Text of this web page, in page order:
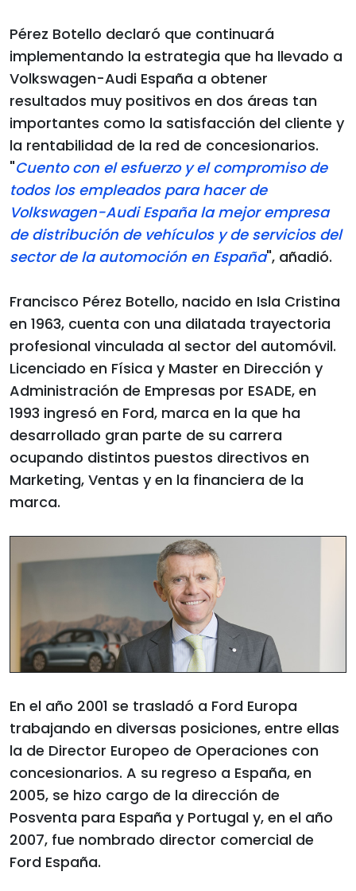
Pérez Botello declaró que continuará
implementando la estrategia que ha llevado a
Volkswagen-Audi España a obtener
resultados muy positivos en dos áreas tan
importantes como la satisfacción del cliente y
la rentabilidad de la red de concesionarios.
"Cuento con el esfuerzo y el compromiso de
todos los empleados para hacer de
Volkswagen-Audi España la mejor empresa
de distribución de vehículos y de servicios del
sector de la automoción en España", añadió.
Francisco Pérez Botello, nacido en Isla Cristina
en 1963, cuenta con una dilatada trayectoria
profesional vinculada al sector del automóvil.
Licenciado en Física y Master en Dirección y
Administración de Empresas por ESADE, en
1993 ingresó en Ford, marca en la que ha
desarrollado gran parte de su carrera
ocupando distintos puestos directivos en
Marketing, Ventas y en la financiera de la
marca.
En el año 2001 se trasladó a Ford Europa
trabajando en diversas posiciones, entre ellas
la de Director Europeo de Operaciones con
concesionarios. A su regreso a España, en
2005, se hizo cargo de la dirección de
Posventa para España y Portugal y, en el año
2007, fue nombrado director comercial de
Ford España.